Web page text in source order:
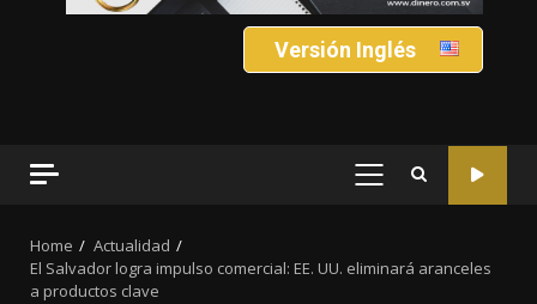
Versión Inglés
PRIMARY
Home
Actualidad
El Salvador logra impulso comercial: EE. UU. eliminará aranceles
a productos clave